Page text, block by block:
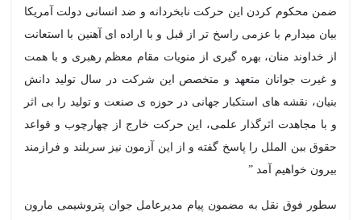
ضمن محکوم کردن این حرکت نابخردانه و ضد انسانی دولت آمریکا
بیان میدارم با عزمی راسخ تر از قبل و با اراده ای آهنین با استعانت
از خداوند منان، بهره گیری از منویات مقام معظم رهبری و با همت
و غیرت جوانان متعهد و متخصص این شرکت در سال تولید دانش
بنیان، نقشه های استکبار جهانی در حوزه ی صنعت و تولید را بی اثر
و با مجاهدت اثرگذار علمی، این حرکت خارج از چهارچوب و قواعد
حقوق ببن الملل را پاسخ گفته و از این آزمون نیز سربلند و فرازمند
بیرون خواهیم آمد ”
سطور فوق نقل به مضمون پیام مدیرعامل جوان پتروشیمی مارون